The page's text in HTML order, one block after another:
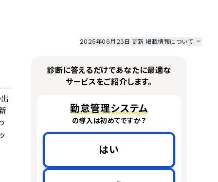
2025年06月23日 更新掲載情報について
一部
PRONIアイミツSaaS
のサービスデータを参照しています。
人事DX最強ナビ編集部 情報取得元
診断に答えるだけであなたに最適な
サービスをご紹介します。
勤怠管理システム
の導入は初めてですか？
はい